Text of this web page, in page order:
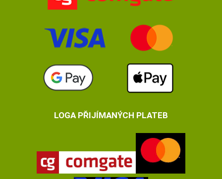
LOGA PŘIJÍMANÝCH PLATEB